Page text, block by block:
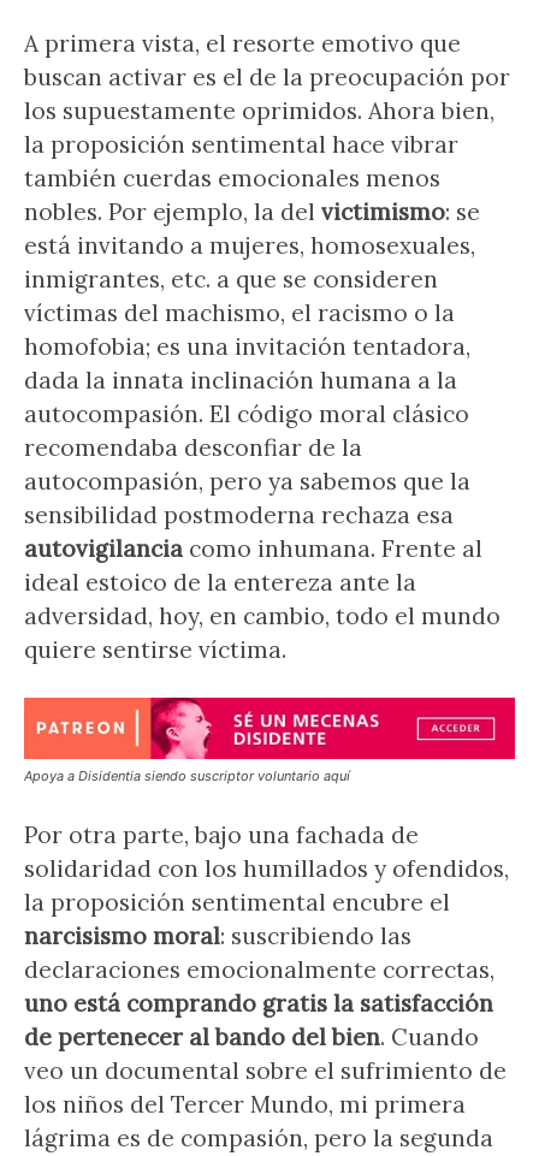
A primera vista, el resorte emotivo que
buscan activar es el de la preocupación por
los supuestamente oprimidos. Ahora bien,
la proposición sentimental hace vibrar
también cuerdas emocionales menos
nobles. Por ejemplo, la del victimismo: se
está invitando a mujeres, homosexuales,
inmigrantes, etc. a que se consideren
víctimas del machismo, el racismo o la
homofobia; es una invitación tentadora,
dada la innata inclinación humana a la
autocompasión. El código moral clásico
recomendaba desconfiar de la
autocompasión, pero ya sabemos que la
sensibilidad postmoderna rechaza esa
autovigilancia como inhumana. Frente al
ideal estoico de la entereza ante la
adversidad, hoy, en cambio, todo el mundo
quiere sentirse víctima.
Apoya a Disidentia siendo suscriptor voluntario aquí
Por otra parte, bajo una fachada de
solidaridad con los humillados y ofendidos,
la proposición sentimental encubre el
narcisismo moral: suscribiendo las
declaraciones emocionalmente correctas,
uno está comprando gratis la satisfacción
de pertenecer al bando del bien. Cuando
veo un documental sobre el sufrimiento de
los niños del Tercer Mundo, mi primera
lágrima es de compasión, pero la segunda